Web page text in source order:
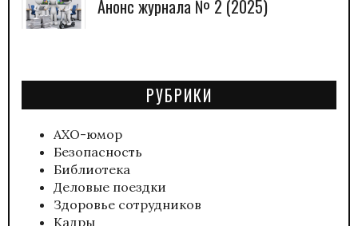
Анонс журнала № 2 (2025)
РУБРИКИ
АХО-юмор
Безопасность
Библиотека
Деловые поездки
Здоровье сотрудников
Кадры